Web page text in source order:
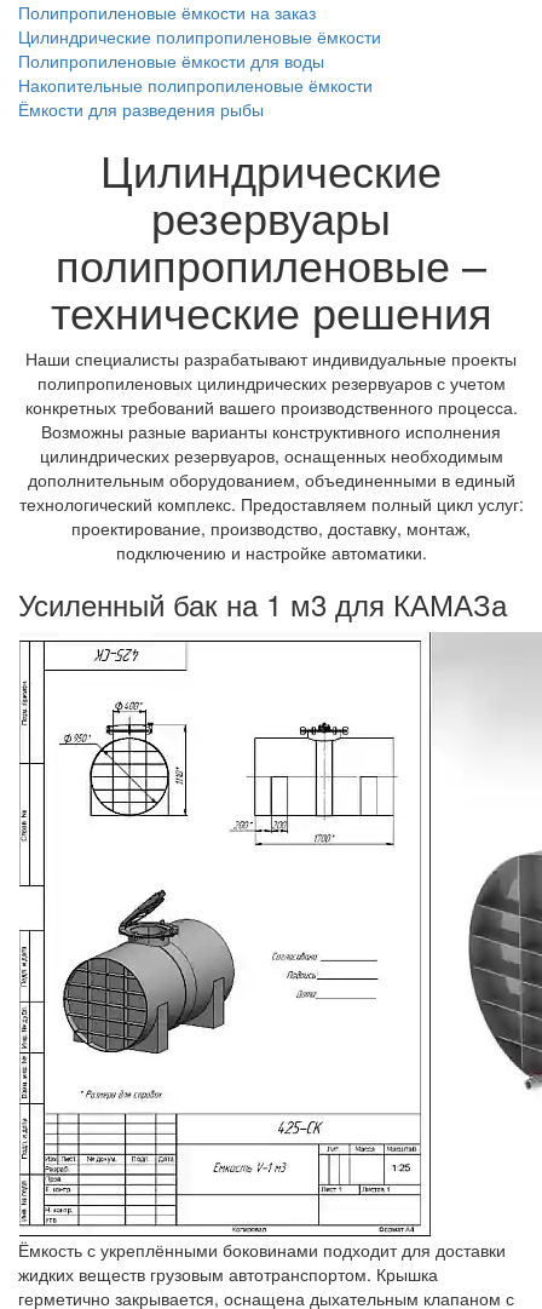
Полипропиленовые ёмкости на заказ
Цилиндрические полипропиленовые ёмкости
Полипропиленовые ёмкости для воды
Накопительные полипропиленовые ёмкости
Ёмкости для разведения рыбы
Цилиндрические
резервуары
полипропиленовые –
технические решения
Наши специалисты разрабатывают индивидуальные проекты
полипропиленовых цилиндрических резервуаров с учетом
конкретных требований вашего производственного процесса.
Возможны разные варианты конструктивного исполнения
цилиндрических резервуаров, оснащенных необходимым
дополнительным оборудованием, объединенными в единый
технологический комплекс. Предоставляем полный цикл услуг:
проектирование, производство, доставку, монтаж,
подключению и настройке автоматики.
Усиленный бак на 1 м3 для КАМАЗа
Ёмкость с укреплёнными боковинами подходит для доставки
жидких веществ грузовым автотранспортом. Крышка
герметично закрывается, оснащена дыхательным клапаном с